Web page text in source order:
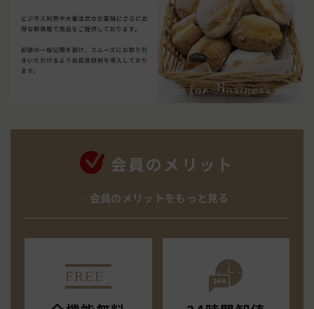
会員のメリット
会員のメリットをもっと見る